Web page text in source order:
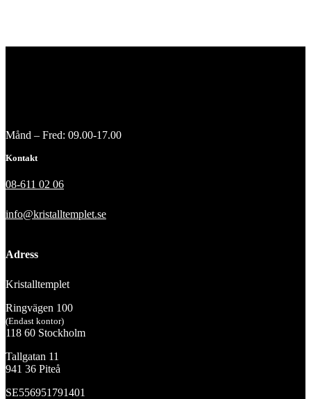
Månd – Fred: 09.00-17.00
Kontakt
08-611 02 06
info@kristalltemplet.se
Adress
Kristalltemplet
Ringvägen 100
(Endast kontor)
118 60 Stockholm
Tallgatan 11
941 36 Piteå
SE556951791401